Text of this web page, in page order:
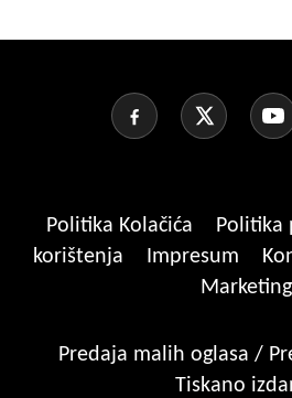
Politika Kolačića Politika
korištenja
Impresum
Marketing
Predaja malih oglasa /
Tiskano